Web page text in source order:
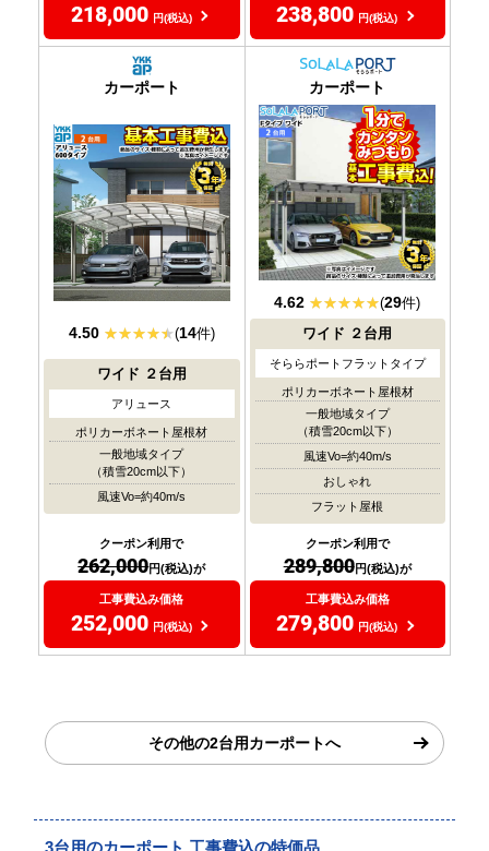
218,000 円(税込) 238,800 円(税込)
カーポート
4.50 (14件)
ワイド ２台用
アリュース
ポリカーボネート屋根材
一般地域タイプ
（積雪20cm以下）
風速Vo=約40m/s
クーポン利用で
262,000円(税込)が
工事費込み価格
252,000 円(税込)
カーポート
4.62 (29件)
ワイド ２台用
そららポートフラットタイプ
ポリカーボネート屋根材
一般地域タイプ
（積雪20cm以下）
風速Vo=約40m/s
おしゃれ
フラット屋根
クーポン利用で
289,800円(税込)が
工事費込み価格
279,800 円(税込)
その他の2台用カーポートへ
3台用のカーポート 工事費込の特価品